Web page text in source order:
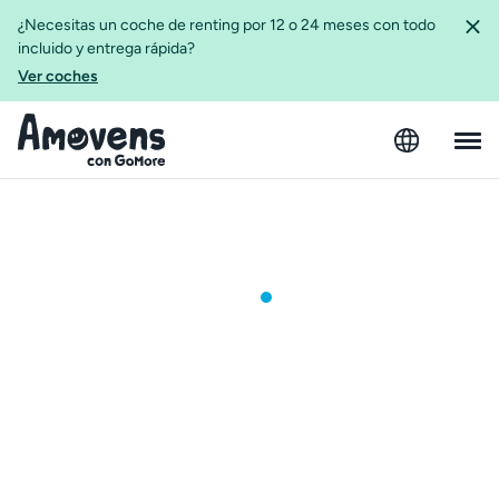
¿Necesitas un coche de renting por 12 o 24 meses con todo
incluido y entrega rápida?
Ver coches